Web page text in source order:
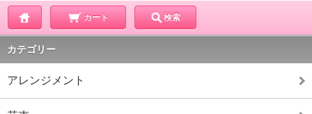
カート 検索
カテゴリー
アレンジメント